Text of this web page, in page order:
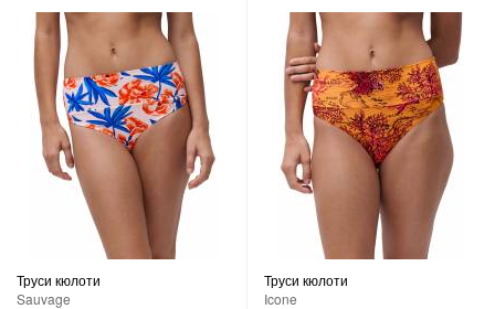
Труси кюлоти
Sauvage
Труси кюлоти
Icone